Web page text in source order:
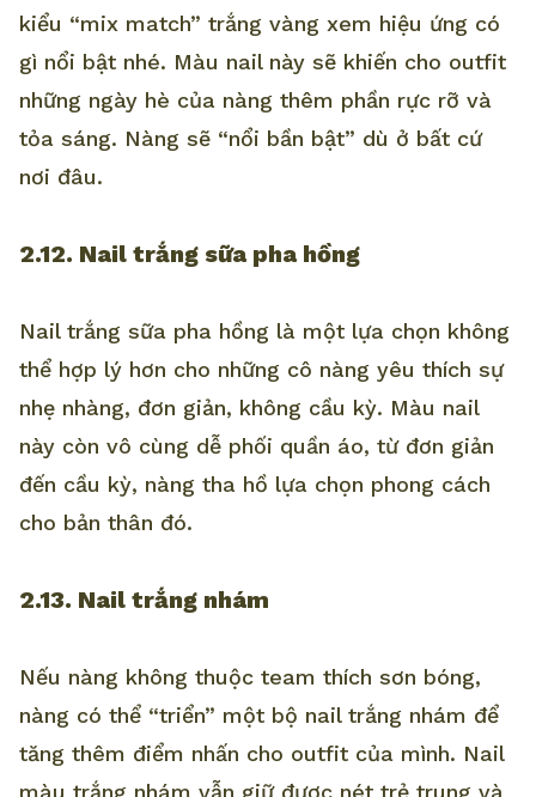
kiểu “mix match” trắng vàng xem hiệu ứng có
gì nổi bật nhé. Màu nail này sẽ khiến cho outfit
những ngày hè của nàng thêm phần rực rỡ và
tỏa sáng. Nàng sẽ “nổi bần bật” dù ở bất cứ
nơi đâu.
2.12. Nail trắng sữa pha hồng
Nail trắng sữa pha hồng là một lựa chọn không
thể hợp lý hơn cho những cô nàng yêu thích sự
nhẹ nhàng, đơn giản, không cầu kỳ. Màu nail
này còn vô cùng dễ phối quần áo, từ đơn giản
đến cầu kỳ, nàng tha hồ lựa chọn phong cách
cho bản thân đó.
2.13. Nail trắng nhám
Nếu nàng không thuộc team thích sơn bóng,
nàng có thể “triển” một bộ nail trắng nhám để
tăng thêm điểm nhấn cho outfit của mình. Nail